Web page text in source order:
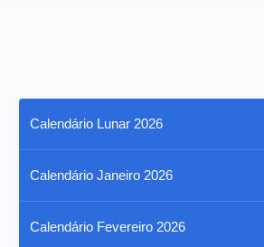
Calendário Lunar 2026
Calendário Janeiro 2026
Calendário Fevereiro 2026